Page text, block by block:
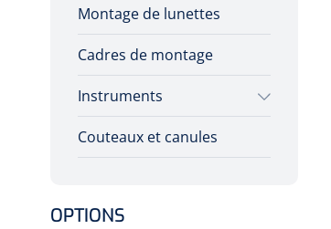
Montage de lunettes
Cadres de montage
Instruments
Instruments jetables
Couteaux et canules
OPTIONS